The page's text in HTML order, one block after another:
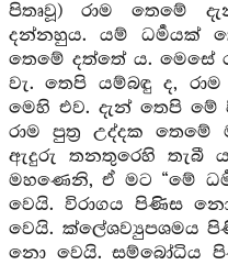
පිතෘවූ) රාම තෙමේ
දන්නහුය. යම් ධර්‍මයක්
තෙමේ දත්තේ ය. මෙසේ
වැ. තෙපි යම්බඳු ද,
මෙහි එව. දැන් තෙපි මේ
රාම පුත්‍ර උද්දක තෙමේ
ඇදුරු තනතුරෙහි තැබී
මහණෙනි, ඒ මට “මේ
වෙයි. විරාගය පිණිස
වෙයි. ක්ලේශව්‍යුපශමය
නො වෙයි. සම්බෝධිය